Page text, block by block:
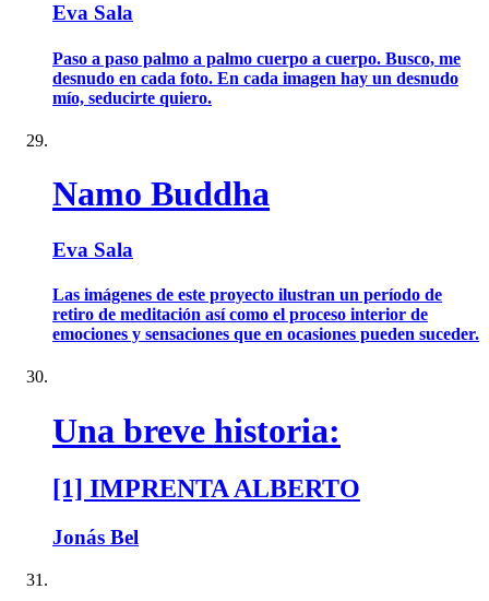
Eva Sala
Paso a paso palmo a palmo cuerpo a cuerpo. Busco, me
desnudo en cada foto. En cada imagen hay un desnudo
mío, seducirte quiero.
Namo Buddha
Eva Sala
Las imágenes de este proyecto ilustran un período de
retiro de meditación así como el proceso interior de
emociones y sensaciones que en ocasiones pueden suceder.
Una breve historia:
[1] IMPRENTA ALBERTO
Jonás Bel